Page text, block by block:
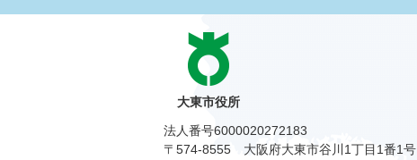
大東市役所
法人番号6000020272183
〒574-8555 大阪府大東市谷川1丁目1番1号